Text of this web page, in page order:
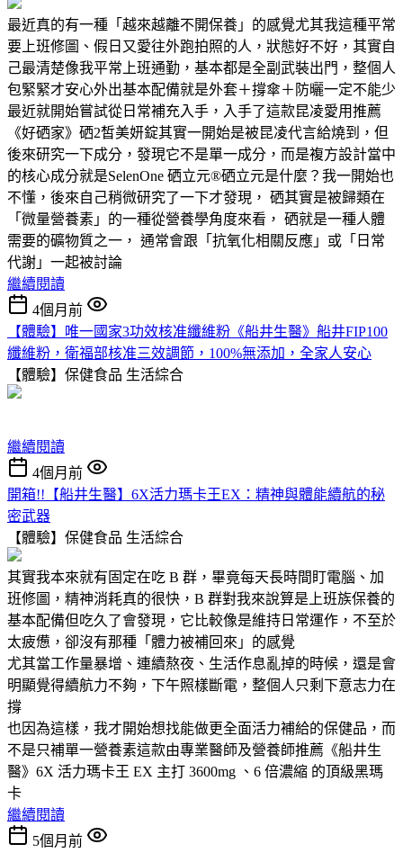
最近真的有一種「越來越離不開保養」的感覺尤其我這種平常
要上班修圖、假日又愛往外跑拍照的人，狀態好不好，其實自
己最清楚像我平常上班通勤，基本都是全副武裝出門，整個人
包緊緊才安心外出基本配備就是外套＋撐傘＋防曬一定不能少
最近就開始嘗試從日常補充入手，入手了這款昆凌愛用推薦
《好硒家》硒2皙美妍錠其實一開始是被昆凌代言給燒到，但
後來研究一下成分，發現它不是單一成分，而是複方設計當中
的核心成分就是SelenOne 硒立元®硒立元是什麼？我一開始也
不懂，後來自己稍微研究了一下才發現， 硒其實是被歸類在
「微量營養素」的一種從營養學角度來看， 硒就是一種人體
需要的礦物質之一， 通常會跟「抗氧化相關反應」或「日常
代謝」一起被討論
繼續閱讀
4個月前
【體驗】唯一國家3功效核准纖維粉《船井生醫》船井FIP100
纖維粉，衛福部核准三效調節，100%無添加，全家人安心
【體驗】保健食品 生活綜合
繼續閱讀
4個月前
開箱!!【船井生醫】6X活力瑪卡王EX：精神與體能續航的秘
密武器
【體驗】保健食品 生活綜合
其實我本來就有固定在吃 B 群，畢竟每天長時間盯電腦、加
班修圖，精神消耗真的很快，B 群對我來說算是上班族保養的
基本配備但吃久了會發現，它比較像是維持日常運作，不至於
太疲憊，卻沒有那種「體力被補回來」的感覺
尤其當工作量暴增、連續熬夜、生活作息亂掉的時候，還是會
明顯覺得續航力不夠，下午照樣斷電，整個人只剩下意志力在
撐
也因為這樣，我才開始想找能做更全面活力補給的保健品，而
不是只補單一營養素這款由專業醫師及營養師推薦《船井生
醫》6X 活力瑪卡王 EX 主打 3600mg 、6 倍濃縮 的頂級黑瑪
卡
繼續閱讀
5個月前